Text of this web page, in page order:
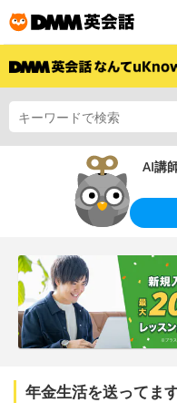
AI講
年金生活を送ってま